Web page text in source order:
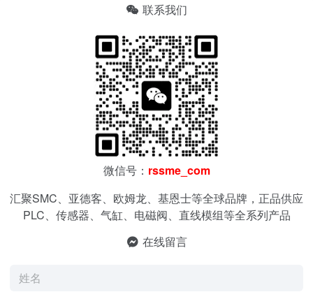
联系我们
微信号： rssme_com
汇聚SMC、亚德客、欧姆龙、基恩士等全球品牌，正品供应
PLC、传感器、气缸、电磁阀、直线模组等全系列产品
在线留言